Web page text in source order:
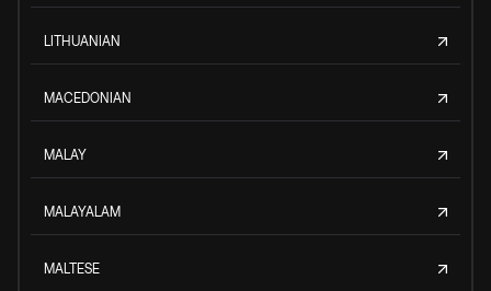
LITHUANIAN
MACEDONIAN
MALAY
MALAYALAM
MALTESE